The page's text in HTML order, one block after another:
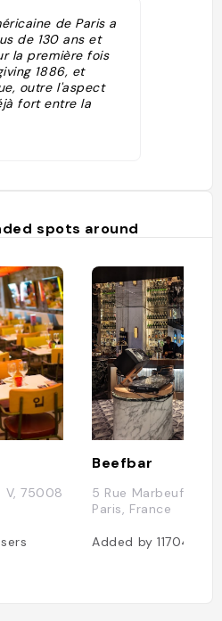
de Paris a
de 130 ans et
la première fois
1886, et
outre l'aspect
fort entre la
le prestigieux
peut
sans fioriture,
de ce très chic
spots around
V, 75008
Beefbar
5 Rue Marbeuf,
Paris, France
Added by11704